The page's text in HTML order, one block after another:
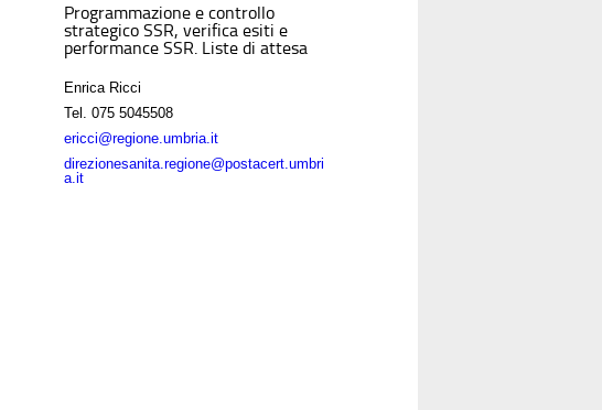
Programmazione e controllo
strategico SSR, verifica esiti e
performance SSR. Liste di attesa
Enrica Ricci
Tel.
075 5045508
ericci@regione.umbria.it
direzionesanita.regione@postacert.umbri
a.it